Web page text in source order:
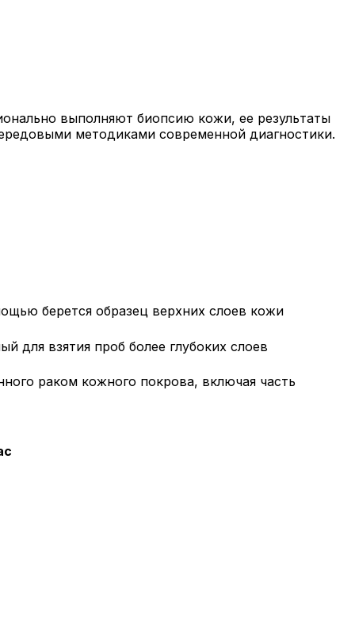
выполняют биопсию кожи, ее результаты
методиками современной диагностики.
берется образец верхних слоев кожи
для взятия проб более глубоких слоев
раком кожного покрова, включая часть